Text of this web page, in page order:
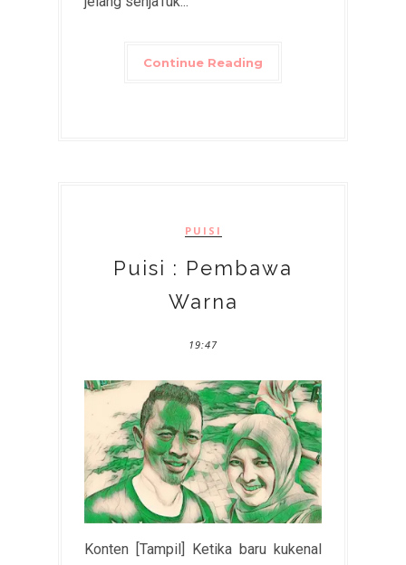
Continue Reading
PUISI
Puisi : Pembawa
Warna
19:47
Konten [Tampil] Ketika baru kukenal